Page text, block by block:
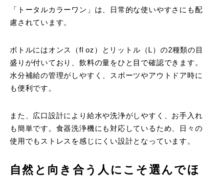
「トータルカラーワン」は、日常的な使いやすさにも配
慮されています。
ボトルにはオンス（fl oz）とリットル（L）の2種類の目
盛りが付いており、飲料の量をひと目で確認できます。
水分補給の管理がしやすく、スポーツやアウトドア時に
も便利です。
また、広口設計により給水や洗浄がしやすく、お手入れ
も簡単です。食器洗浄機にも対応しているため、日々の
使用でもストレスを感じにくい設計となっています。
自然と向き合う人にこそ選んでほ